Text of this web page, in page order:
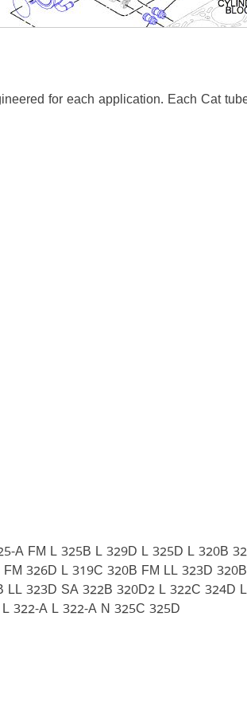
for each application. Each Cat
A FM L 325B L 329D L 325D L 320B
326D L 319C 320B FM LL 323D
323D SA 322B 320D2 L 322C 324D
322-A L 322-A N 325C 325D